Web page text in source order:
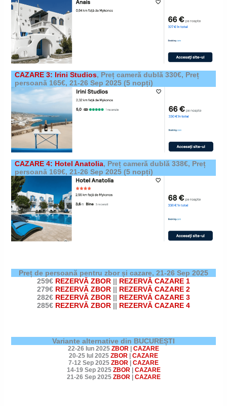
CAZARE 3: Irini Studios, Preț cameră dublă 330€, Preț
persoană 165€, 21-26 Sep 2025(5 nopți)
CAZARE 4: Hotel Anatolia, Preț cameră dublă 338€, Preț
persoană 169€, 21-26 Sep 2025(5 nopți)
Preț de persoană pentru zbor și cazare, 21-26 Sep 2025
259€ REZERVĂ ZBOR || REZERVĂ CAZARE 1
279€ REZERVĂ ZBOR || REZERVĂ CAZARE 2
282€ REZERVĂ ZBOR || REZERVĂ CAZARE 3
285€ REZERVĂ ZBOR || REZERVĂ CAZARE 4
Variante alternative din BUCUREȘTI
22-26 Iun 2025 ZBOR
CAZARE
20-25 Iul 2025 ZBOR
CAZARE
7-12 Sep 2025 ZBOR
CAZARE
14-19 Sep 2025 ZBOR| CAZARE
21-26 Sep 2025 ZBOR| CAZARE